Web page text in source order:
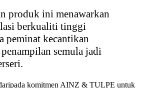
produk ini menawarkan
berkualiti tinggi
peminat kecantikan
semula jadi
komitmen AINZ & TULPE untuk